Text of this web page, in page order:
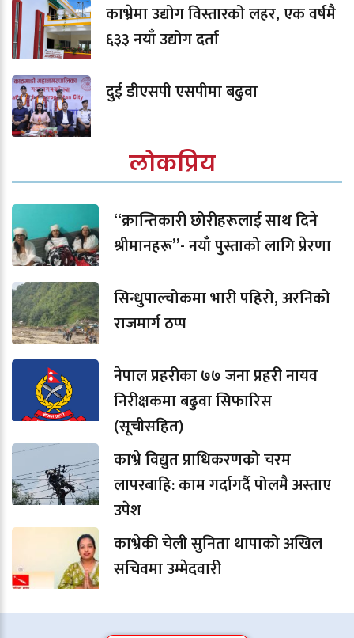
काभ्रेमा उद्योग विस्तारको लहर, एक वर्षमै
६३३ नयाँ उद्योग दर्ता
दुई डीएसपी एसपीमा बढुवा
लोकप्रिय
“क्रान्तिकारी छोरीहरूलाई साथ दिने
श्रीमानहरू”- नयाँ पुस्ताको लागि प्रेरणा
सिन्धुपाल्चोकमा भारी पहिरो, अरनिको
राजमार्ग ठप्प
नेपाल प्रहरीका ७७ जना प्रहरी नायव
निरीक्षकमा बढुवा सिफारिस
(सूचीसहित)
काभ्रे विद्युत प्राधिकरणको चरम
लापरबाहि: काम गर्दागर्दै पोलमै अस्ताए
उपेश
काभ्रेकी चेली सुनिता थापाको अखिल
सचिवमा उम्मेदवारी